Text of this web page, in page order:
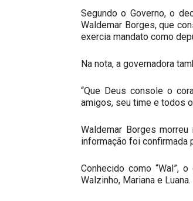
Segundo o Governo, o
Waldemar Borges, que
exercia mandato como
Na nota, a governadora
“Que Deus console o
amigos, seu time e todos
Waldemar Borges
informação foi confirmada
Conhecido como “Wal”,
Walzinho, Mariana e Luana.